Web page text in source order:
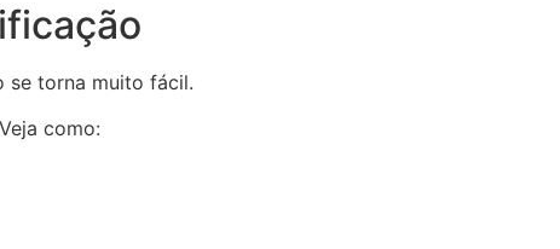
se torna muito fácil.
como: